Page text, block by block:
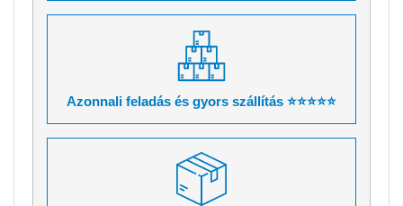
Azonnali feladás és gyors szállítás ⭐⭐⭐⭐⭐